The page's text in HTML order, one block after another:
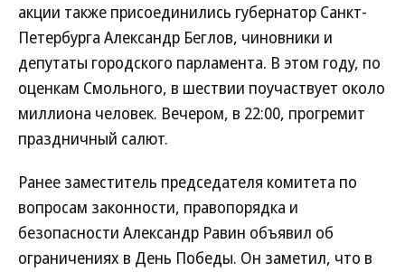
акции также присоединились губернатор Санкт-
Петербурга Александр Беглов, чиновники и
депутаты городского парламента. В этом году, по
оценкам Смольного, в шествии поучаствует около
миллиона человек. Вечером, в 22:00, прогремит
праздничный салют.
Ранее заместитель председателя комитета по
вопросам законности, правопорядка и
безопасности Александр Равин объявил об
ограничениях в День Победы. Он заметил, что в